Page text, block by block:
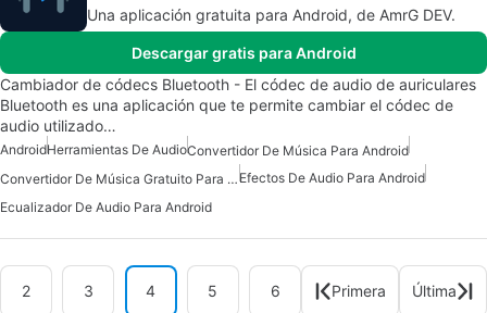
Una aplicación gratuita para Android, de AmrG DEV.
Descargar gratis para Android
Cambiador de códecs Bluetooth - El códec de audio de auriculares
Bluetooth es una aplicación que te permite cambiar el códec de
audio utilizado…
AndroidHerramientas De AudioConvertidor De Música Para Android
Convertidor De Música Gratuito Para Android Efectos De Audio Para Android
Ecualizador De Audio Para Android
2 3 4 5 6 Primera Última